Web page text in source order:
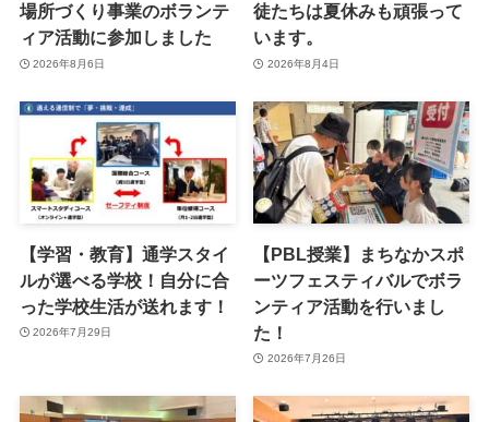
場所づくり事業のボランテ
ィア活動に参加しました
2026年8月6日
徒たちは夏休みも頑張って
います。
2026年8月4日
【学習・教育】通学スタイ
ルが選べる学校！自分に合
った学校生活が送れます！
2026年7月29日
【PBL授業】まちなかスポ
ーツフェスティバルでボラ
ンティア活動を行いまし
た！
2026年7月26日